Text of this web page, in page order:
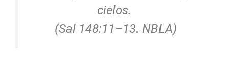
cielos.
(Sal 148:11–13. NBLA)